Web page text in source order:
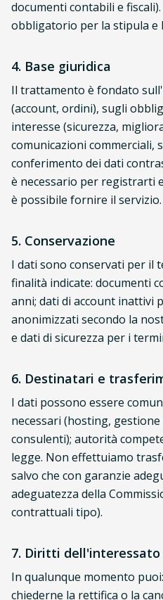
documenti contabili e
obbligatorio per la stipula e
4. Base giuridica
Il trattamento è fondato
(account, ordini), sugli
interesse (sicurezza,
comunicazioni commerciali,
conferimento dei dati
è necessario per registrarti
è possibile fornire il servizio.
5. Conservazione
I dati sono conservati per il
finalità indicate: documenti
anni; dati di account inattivi
anonimizzati secondo la
e dati di sicurezza per i
6. Destinatari e
I dati possono essere
necessari (hosting,
consulenti); autorità
legge. Non effettuiamo
salvo che con garanzie
adeguatezza della
contrattuali tipo).
7. Diritti dell'interessato
In qualunque momento
chiederne la rettifica o la